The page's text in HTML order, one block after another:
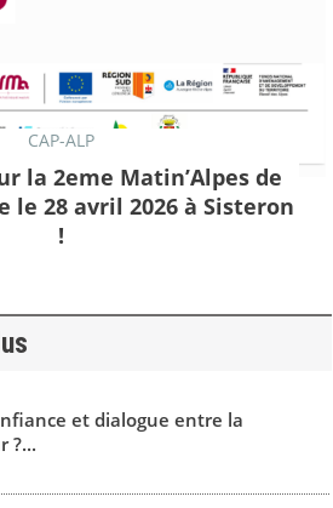
CAP-ALP
la 2eme Matin’Alpes de
le 28 avril 2026 à Sisteron
!
et dialogue entre la
?...